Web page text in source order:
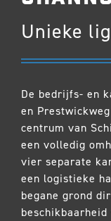
Unieke
De bedrijfs- en
en
centrum van
een volledig
vier separate
een logistieke
begane grond